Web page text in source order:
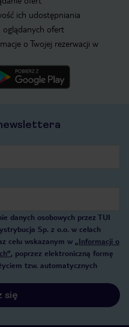
ich udostępniania
ofert
o Twojej rezerwacji w
danych osobowych przez TUI
Sp. z o.o. w celach
celu wskazanym w „Informacji o
, poprzez elektroniczną formę
tzw. automatycznych
się